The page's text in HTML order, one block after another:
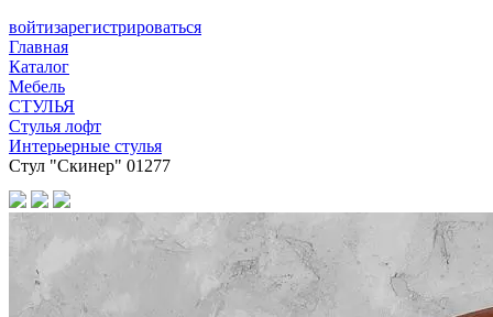
войтизарегистрироваться
Главная
Каталог
Мебель
СТУЛЬЯ
Стулья лофт
Интерьерные стулья
Стул "Скинер" 01277